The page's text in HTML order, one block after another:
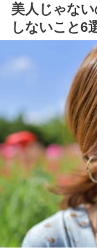
美人じゃな
しないこと6